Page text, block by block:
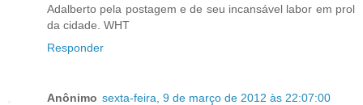
Adalberto pela postagem e de seu incansável labor em prol
da cidade. WHT
Responder
Anônimo sexta-feira, 9 de março de 2012 às 22:07:00